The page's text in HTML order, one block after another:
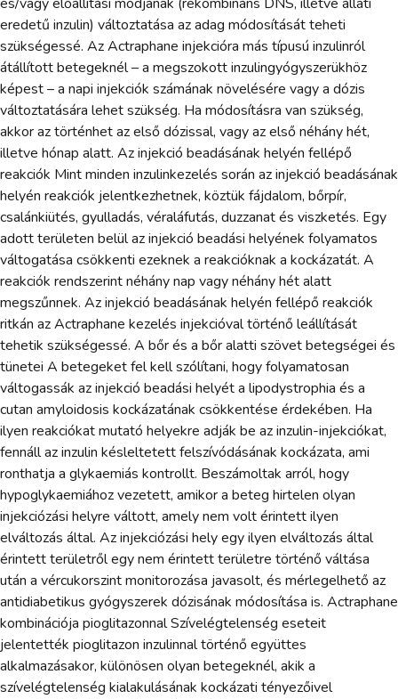
eredetű inzulin) változtatása az adag módosítását teheti
szükségessé. Az Actraphane injekcióra más típusú inzulinról
átállított betegeknél – a megszokott inzulingyógyszerükhöz
képest – a napi injekciók számának növelésére vagy a dózis
változtatására lehet szükség. Ha módosításra van szükség,
akkor az történhet az első dózissal, vagy az első néhány hét,
illetve hónap alatt. Az injekció beadásának helyén fellépő
reakciók Mint minden inzulinkezelés során az injekció beadásának
helyén reakciók jelentkezhetnek, köztük fájdalom, bőrpír,
csalánkiütés, gyulladás, véraláfutás, duzzanat és viszketés. Egy
adott területen belül az injekció beadási helyének folyamatos
váltogatása csökkenti ezeknek a reakcióknak a kockázatát. A
reakciók rendszerint néhány nap vagy néhány hét alatt
megszűnnek. Az injekció beadásának helyén fellépő reakciók
ritkán az Actraphane kezelés injekcióval történő leállítását
tehetik szükségessé. A bőr és a bőr alatti szövet betegségei és
tünetei A betegeket fel kell szólítani, hogy folyamatosan
váltogassák az injekció beadási helyét a lipodystrophia és a
cutan amyloidosis kockázatának csökkentése érdekében. Ha
ilyen reakciókat mutató helyekre adják be az inzulin-injekciókat,
fennáll az inzulin késleltetett felszívódásának kockázata, ami
ronthatja a glykaemiás kontrollt. Beszámoltak arról, hogy
hypoglykaemiához vezetett, amikor a beteg hirtelen olyan
injekciózási helyre váltott, amely nem volt érintett ilyen
elváltozás által. Az injekciózási hely egy ilyen elváltozás által
érintett területről egy nem érintett területre történő váltása
után a vércukorszint monitorozása javasolt, és mérlegelhető az
antidiabetikus gyógyszerek dózisának módosítása is. Actraphane
kombinációja pioglitazonnal Szívelégtelenség eseteit
jelentették pioglitazon inzulinnal történő együttes
alkalmazásakor, különösen olyan betegeknél, akik a
szívelégtelenség kialakulásának kockázati tényezőivel